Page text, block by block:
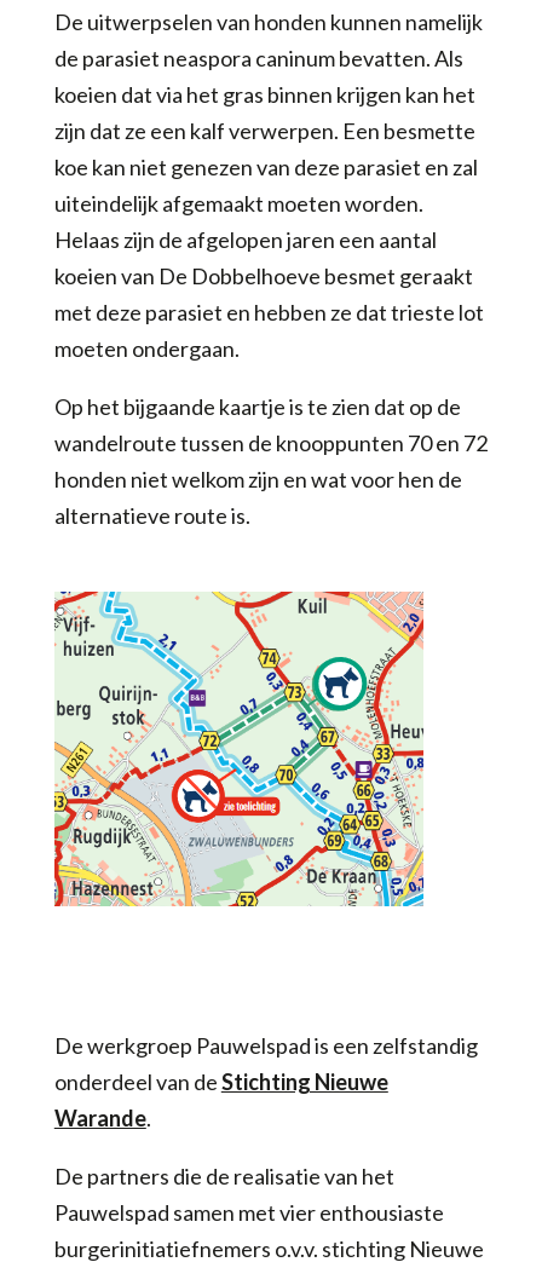
De uitwerpselen van honden kunnen namelijk
de parasiet neaspora caninum bevatten. Als
koeien dat via het gras binnen krijgen kan het
zijn dat ze een kalf verwerpen. Een besmette
koe kan niet genezen van deze parasiet en zal
uiteindelijk afgemaakt moeten worden.
Helaas zijn de afgelopen jaren een aantal
koeien van De Dobbelhoeve besmet geraakt
met deze parasiet en hebben ze dat trieste lot
moeten ondergaan.
Op het bijgaande kaartje is te zien dat op de
wandelroute tussen de knooppunten 70 en 72
honden niet welkom zijn en wat voor hen de
alternatieve route is.
De werkgroep Pauwelspad is een zelfstandig
onderdeel van deStichting Nieuwe
Warande.
De partners die de realisatie van het
Pauwelspad samen met vier enthousiaste
burgerinitiatiefnemers o.v.v. stichting Nieuwe